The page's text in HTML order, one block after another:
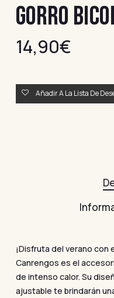
GORRO
14,90€
Añadir A La Lista De
¡Disfruta del verano
Canrengos es el
de intenso calor. Su
ajustable te brindarán